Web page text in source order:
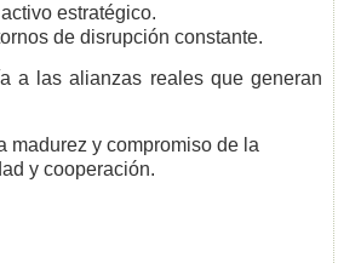
estratégico.
de disrupción constante.
a las alianzas reales que generan
madurez y compromiso de la
y cooperación.